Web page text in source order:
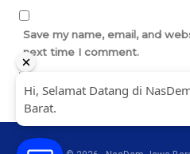
Save my name, email, and
next time I comment.